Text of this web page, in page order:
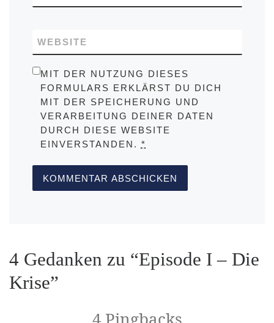
WEBSITE
MIT DER NUTZUNG DIESES
FORMULARS ERKLÄRST DU DICH
MIT DER SPEICHERUNG UND
VERARBEITUNG DEINER DATEN
DURCH DIESE WEBSITE
EINVERSTANDEN. *
4 Gedanken zu “Episode I – Die
Krise”
4 Pingbacks